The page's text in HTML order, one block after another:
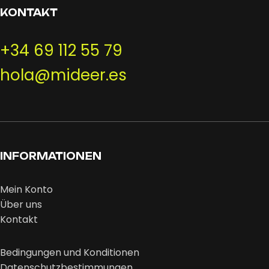
KONTAKT
+34 69 112 55 79
hola@mideer.es
INFORMATIONEN
Mein Konto
Über uns
Kontakt
Bedingungen und Konditionen